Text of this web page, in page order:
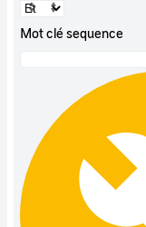
Mot clé sequence